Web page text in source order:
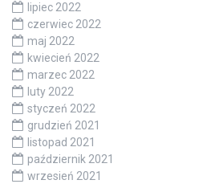
lipiec 2022
czerwiec 2022
maj 2022
kwiecień 2022
marzec 2022
luty 2022
styczeń 2022
grudzień 2021
listopad 2021
październik 2021
wrzesień 2021